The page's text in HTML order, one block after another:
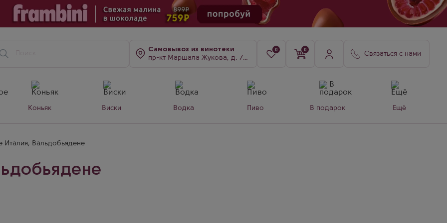
Самовывоз из винотеки
пр-кт Маршала Жукова, д. 78, к. 3
0 0
Связаться с нами
Коньяк Виски Водка Пиво В подарок Ещё
Италия, Вальдобьядене